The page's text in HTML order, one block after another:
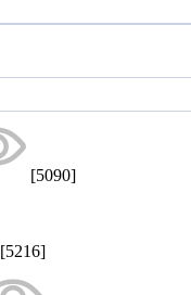
[5090]
[5216]